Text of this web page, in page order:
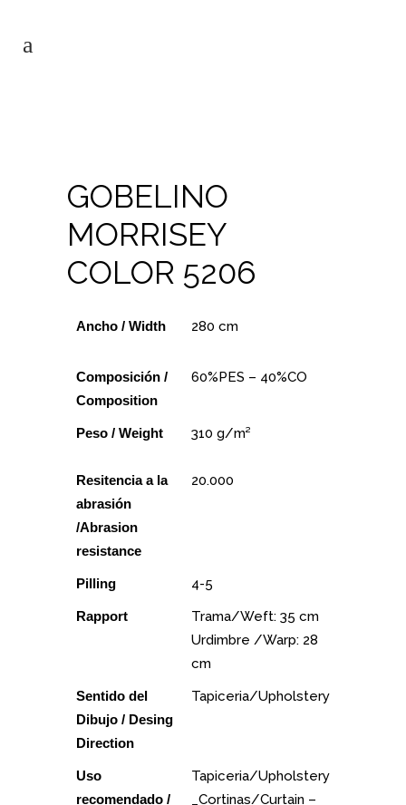
GOBELINO
MORRISEY
COLOR 5206
Ancho / Width 280 cm
Composición /
Composition
60%PES – 40%CO
Peso / Weight 310 g/m²
Resitencia a la
abrasión
/Abrasion
resistance
20.000
Pilling 4-5
Rapport
Trama/Weft: 35 cm
Urdimbre /Warp: 28
cm
Sentido del
Dibujo / Desing
Direction
Tapiceria/Upholstery
Uso
recomendado /
Tapiceria/Upholstery
_Cortinas/Curtain –